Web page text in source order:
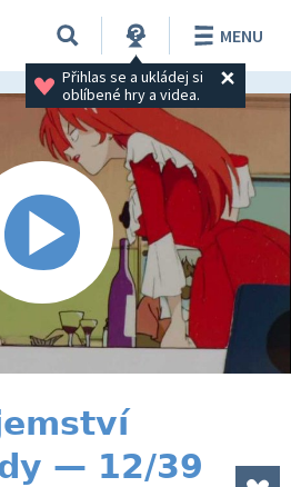
Přihlas se a ukládej si
oblíbené hry a videa.
MENU
— 12/39